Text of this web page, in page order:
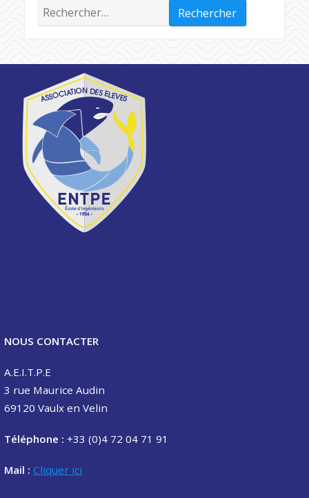
Rechercher :
NOUS CONTACTER
A.E.I.T.P.E
3 rue Maurice Audin
69120 Vaulx en Velin
Téléphone : +33 (0)4 72 04 71 91
Mail : Cliquer ici